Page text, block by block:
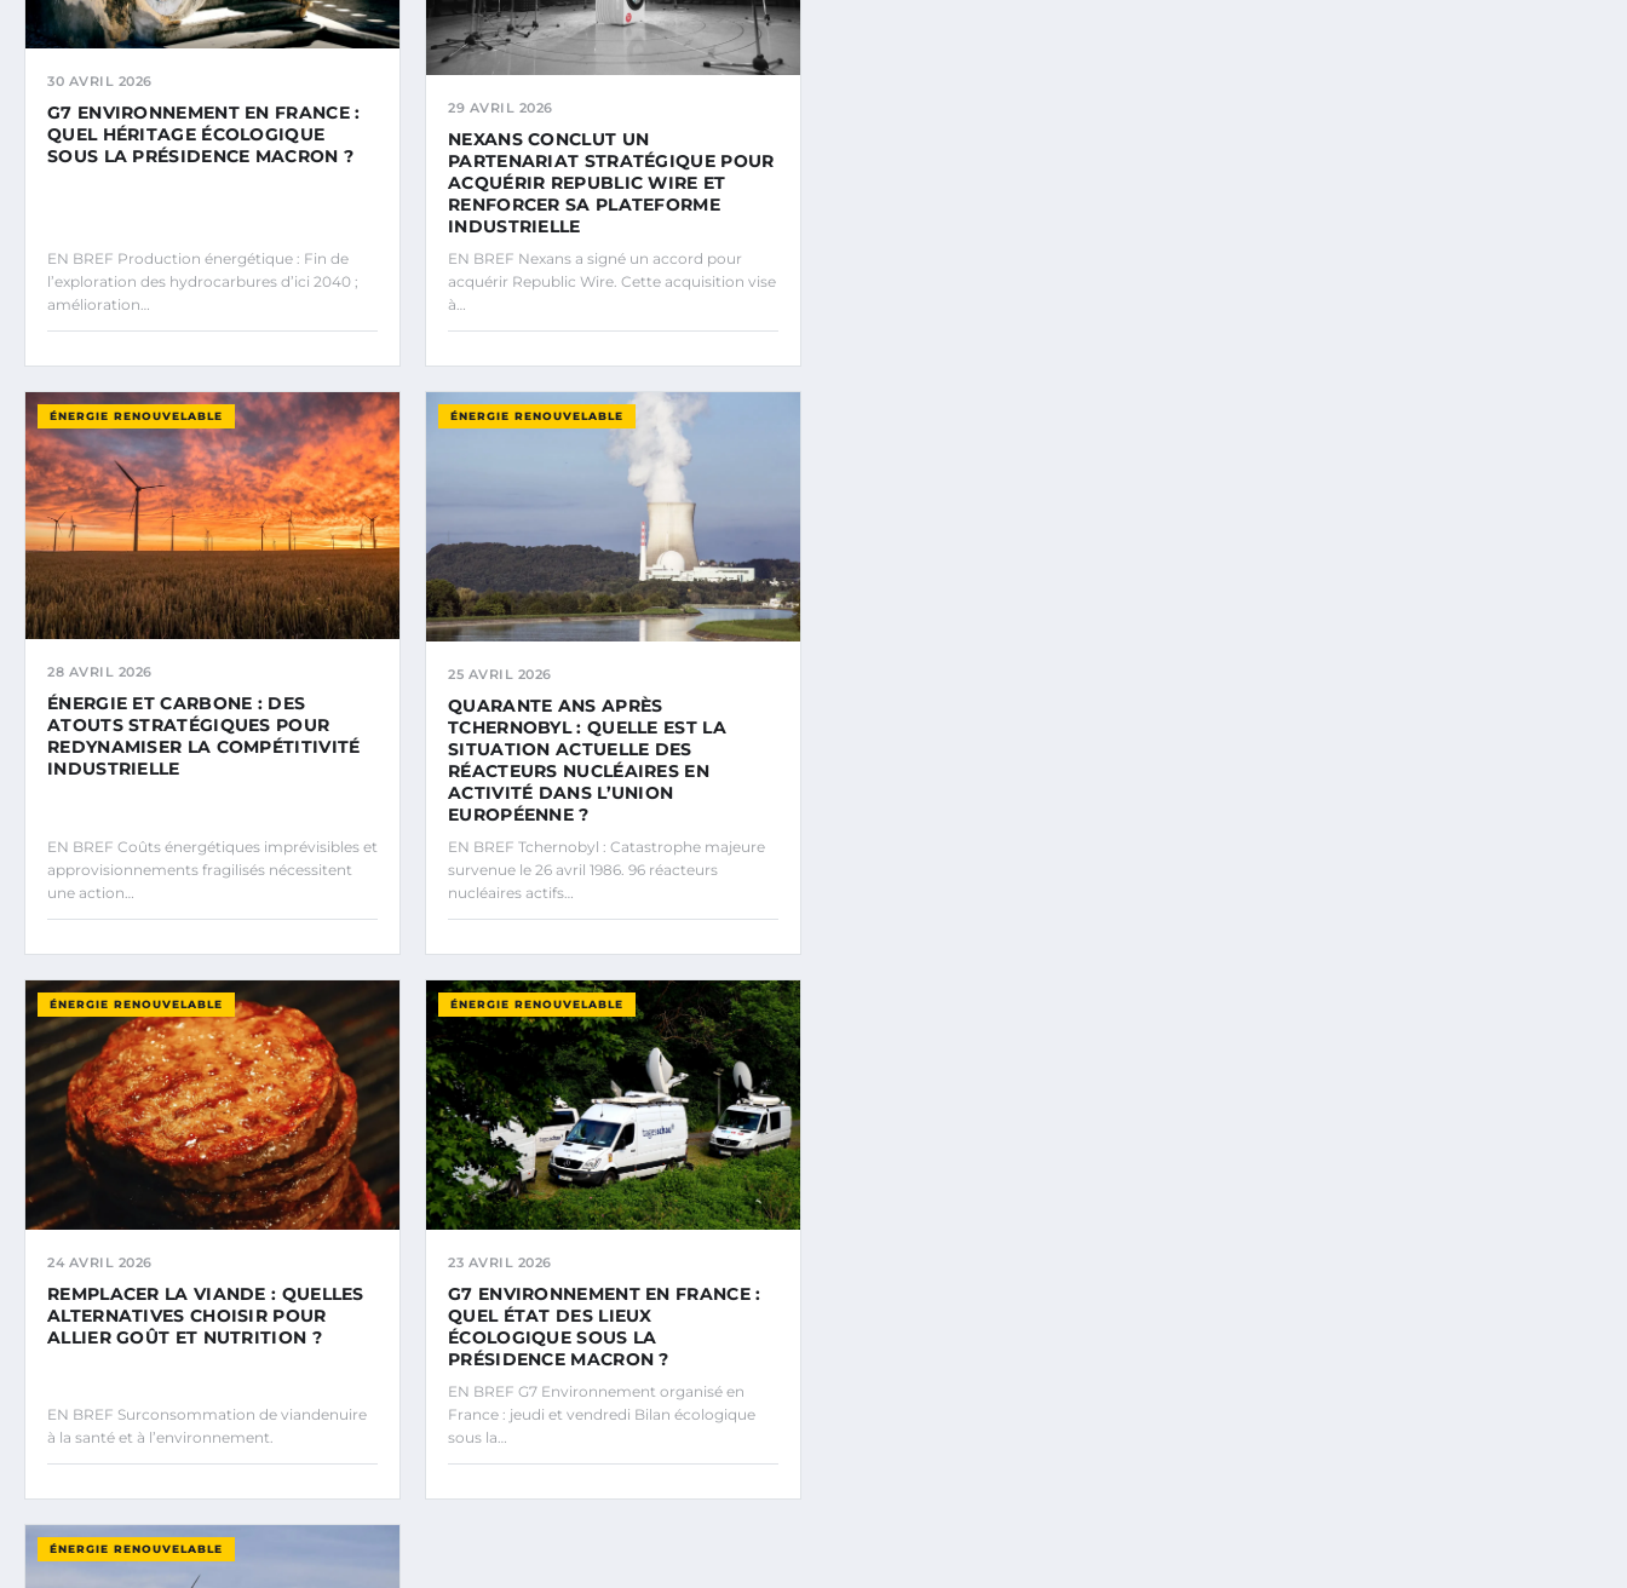
30 AVRIL 2026
G7 ENVIRONNEMENT EN FRANCE :
QUEL HÉRITAGE ÉCOLOGIQUE
SOUS LA PRÉSIDENCE MACRON ?
EN BREF Production énergétique : Fin de
l’exploration des hydrocarbures d’ici 2040 ;
amélioration…
29 AVRIL 2026
NEXANS CONCLUT UN
PARTENARIAT STRATÉGIQUE POUR
ACQUÉRIR REPUBLIC WIRE ET
RENFORCER SA PLATEFORME
INDUSTRIELLE
EN BREF Nexans a signé un accord pour
acquérir Republic Wire. Cette acquisition vise
à…
ÉNERGIE RENOUVELABLE
28 AVRIL 2026
ÉNERGIE ET CARBONE : DES
ATOUTS STRATÉGIQUES POUR
REDYNAMISER LA COMPÉTITIVITÉ
INDUSTRIELLE
EN BREF Coûts énergétiques imprévisibles et
approvisionnements fragilisés nécessitent
une action…
ÉNERGIE RENOUVELABLE
25 AVRIL 2026
QUARANTE ANS APRÈS
TCHERNOBYL : QUELLE EST LA
SITUATION ACTUELLE DES
RÉACTEURS NUCLÉAIRES EN
ACTIVITÉ DANS L’UNION
EUROPÉENNE ?
EN BREF Tchernobyl : Catastrophe majeure
survenue le 26 avril 1986. 96 réacteurs
nucléaires actifs…
ÉNERGIE RENOUVELABLE
24 AVRIL 2026
REMPLACER LA VIANDE : QUELLES
ALTERNATIVES CHOISIR POUR
ALLIER GOÛT ET NUTRITION ?
EN BREF Surconsommation de viandenuire
à la santé et à l’environnement.
ÉNERGIE RENOUVELABLE
23 AVRIL 2026
G7 ENVIRONNEMENT EN FRANCE :
QUEL ÉTAT DES LIEUX
ÉCOLOGIQUE SOUS LA
PRÉSIDENCE MACRON ?
EN BREF G7 Environnement organisé en
France : jeudi et vendredi Bilan écologique
sous la…
ÉNERGIE RENOUVELABLE